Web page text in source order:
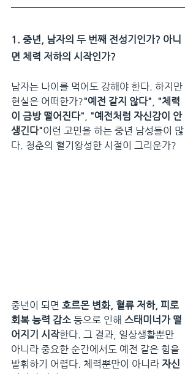
1. 중년, 남자의 두 번째 전성기인가? 아니
면 체력 저하의 시작인가?
남자는 나이를 먹어도 강해야 한다. 하지만
현실은 어떠한가?"예전 같지 않다" "체력
이 금방 떨어진다" "예전처럼 자신감이 안
생긴다"이런 고민을 하는 중년 남성들이 많
다. 청춘의 혈기왕성한 시절이 그리운가?
중년이 되면 호르몬 변화, 혈류 저하, 피로
회복 능력 감소 등으로 인해 스태미너가 떨
어지기 시작한다. 그 결과, 일상생활뿐만
아니라 중요한 순간에서도 예전 같은 힘을
발휘하기 어렵다. 체력뿐만이 아니라 자신